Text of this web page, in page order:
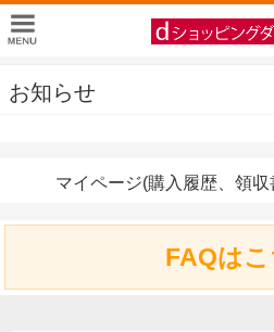
お知らせ
マイページ(購入履歴、領収
FAQは